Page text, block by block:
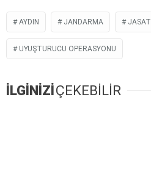
AYDIN JANDARMA JASAT
UYUŞTURUCU OPERASYONU
İLGİNİZİÇEKEBİLİR